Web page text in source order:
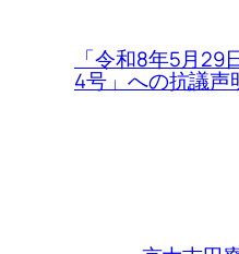
「令和8年5月29
4号」への抗議声